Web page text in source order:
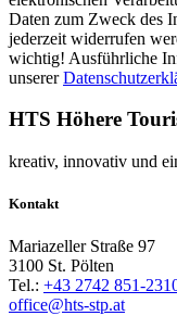
Daten zum Zweck des
jederzeit widerrufen
wichtig! Ausführliche
unserer
HTS Höhere
kreativ, innovativ und
Kontakt
Mariazeller Straße 97
3100 St. Pölten
Tel.: +43 2742 851-
office@hts-stp.at